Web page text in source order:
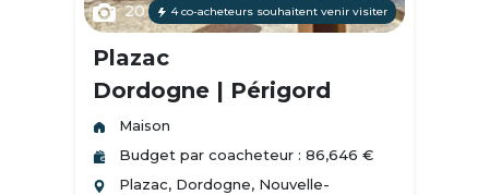
20 4 co-acheteurs souhaitent venir visiter
Plazac
Dordogne | Périgord
Maison
Budget par coacheteur : 86,646 €
Plazac, Dordogne, Nouvelle-